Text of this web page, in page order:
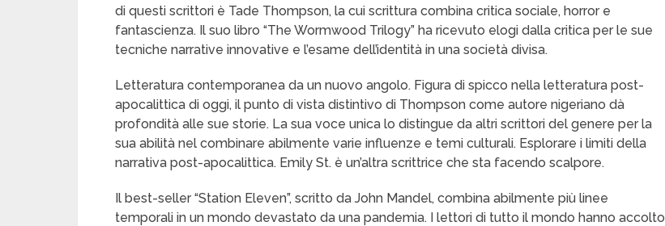
di questi scrittori è Tade Thompson, la cui scrittura combina critica sociale, horror e
fantascienza. Il suo libro “The Wormwood Trilogy” ha ricevuto elogi dalla critica per le sue
tecniche narrative innovative e l’esame dell’identità in una società divisa.
Letteratura contemporanea da un nuovo angolo. Figura di spicco nella letteratura post-
apocalittica di oggi, il punto di vista distintivo di Thompson come autore nigeriano dà
profondità alle sue storie. La sua voce unica lo distingue da altri scrittori del genere per la
sua abilità nel combinare abilmente varie influenze e temi culturali. Esplorare i limiti della
narrativa post-apocalittica. Emily St. è un’altra scrittrice che sta facendo scalpore.
Il best-seller “Station Eleven”, scritto da John Mandel, combina abilmente più linee
temporali in un mondo devastato da una pandemia. I lettori di tutto il mondo hanno accolto